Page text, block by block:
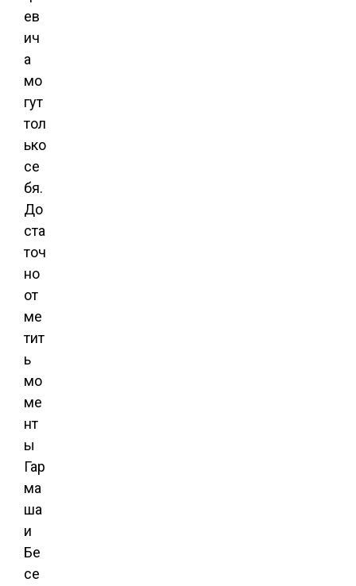
ев
ич
а
мо
гут
тол
ько
се
бя.
До
ста
точ
но
от
ме
тит
ь
мо
ме
нт
ы
Гар
ма
ша
и
Бе
се